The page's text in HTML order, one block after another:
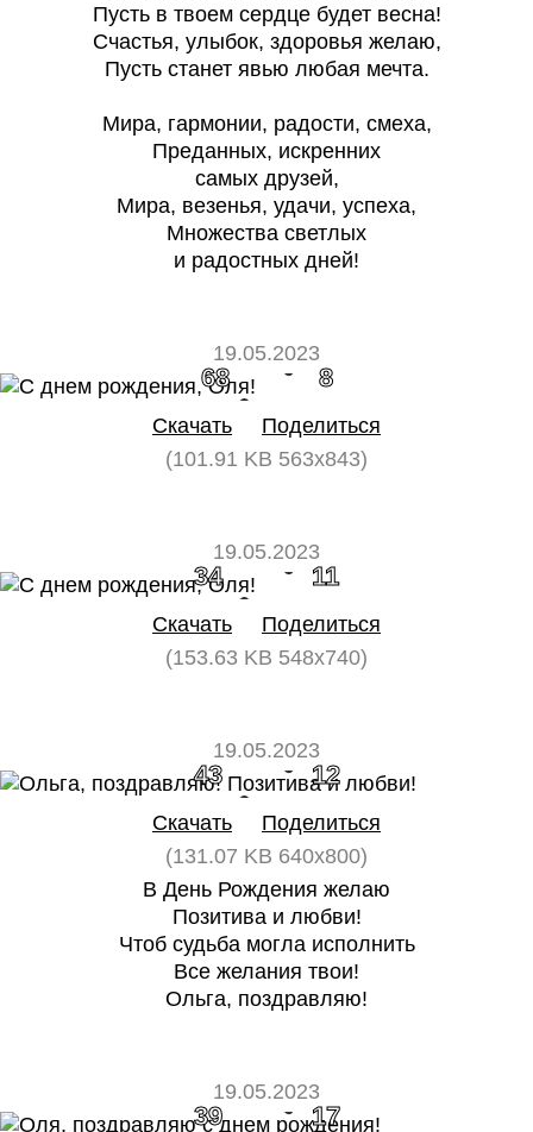
Пусть в твоем сердце будет весна!
Счастья, улыбок, здоровья желаю,
Пусть станет явью любая мечта.
Мира, гармонии, радости, смеха,
Преданных, искренних
самых друзей,
Мира, везенья, удачи, успеха,
Множества светлых
и радостных дней!
19.05.2023
68 8
Скачать
Поделиться
(101.91 KB 563x843)
19.05.2023
34 11
Скачать
Поделиться
(153.63 KB 548x740)
19.05.2023
43 12
Скачать
Поделиться
(131.07 KB 640x800)
В День Рождения желаю
Позитива и любви!
Чтоб судьба могла исполнить
Все желания твои!
Ольга, поздравляю!
19.05.2023
39 17